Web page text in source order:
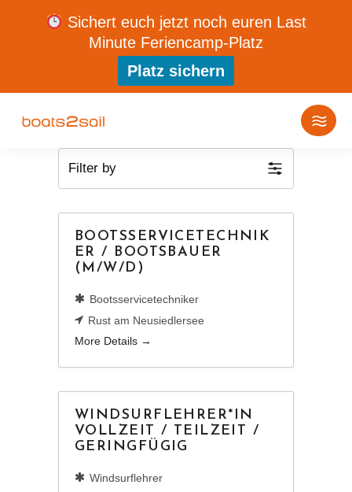
Filter by
BOOTSSERVICETECHNIK
ER / BOOTSBAUER
(M/W/D)
Bootsservicetechniker
Rust am Neusiedlersee
More Details
WINDSURFLEHRER*IN
VOLLZEIT / TEILZEIT /
GERINGFÜGIG
Windsurflehrer
Sichert euch jetzt noch euren Last
Minute Feriencamp-Platz
Platz sichern